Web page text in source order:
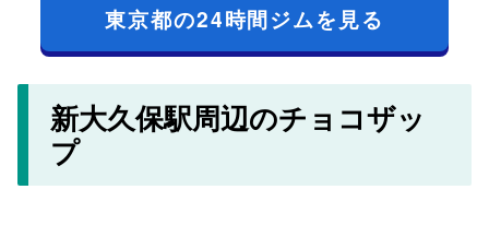
東京都の24時間ジムを見る
新大久保駅周辺のチョコザッ
プ